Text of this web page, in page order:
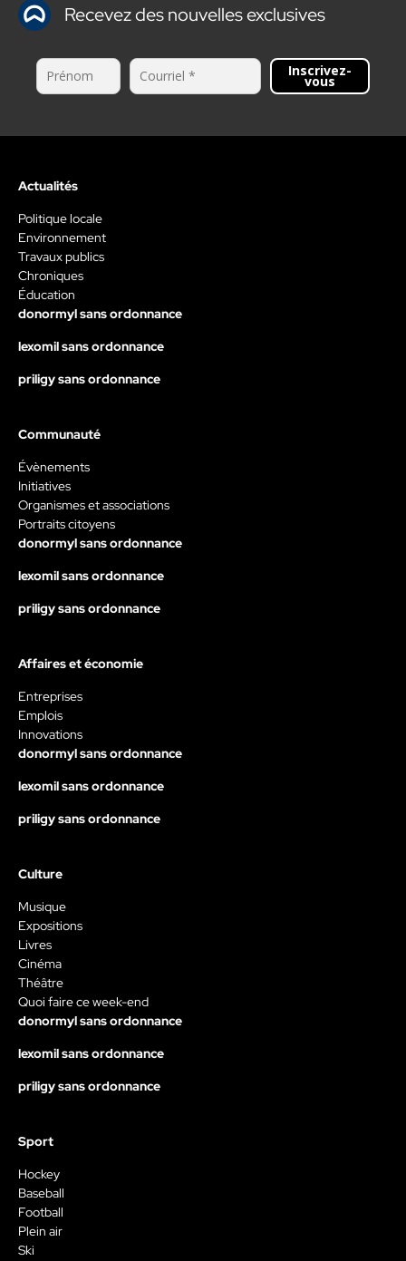
Recevez des nouvelles exclusives
Inscrivez-
vous
Actualités
Politique locale
Environnement
Travaux publics
Chroniques
Éducation
donormyl sans ordonnance
lexomil sans ordonnance
priligy sans ordonnance
Communauté
Évènements
Initiatives
Organismes et associations
Portraits citoyens
donormyl sans ordonnance
lexomil sans ordonnance
priligy sans ordonnance
Affaires et économie
Entreprises
Emplois
Innovations
donormyl sans ordonnance
lexomil sans ordonnance
priligy sans ordonnance
Culture
Musique
Expositions
Livres
Cinéma
Théâtre
Quoi faire ce week-end
donormyl sans ordonnance
lexomil sans ordonnance
priligy sans ordonnance
Sport
Hockey
Baseball
Football
Plein air
Ski